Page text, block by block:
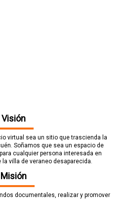
Visión
virtual sea un sitio que trascienda la
Soñamos que sea un espacio de
cualquier persona interesada en
villa de veraneo desaparecida.
Misión
documentales, realizar y promover